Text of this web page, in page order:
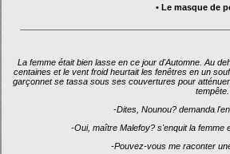
• Le masque de
La femme était bien lasse en ce jour d'Automne. Au
centaines et le vent froid heurtait les fenêtres en un
garçonnet se tassa sous ses couvertures pour
tempête.
-Dites, Nounou? demanda
-Oui, maître Malefoy? s'enquit la femme
-Pouvez-vous me raconter